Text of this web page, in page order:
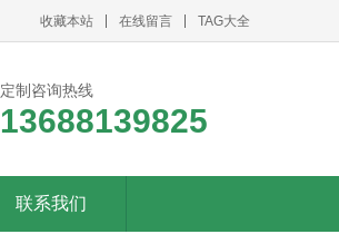
收藏本站 在线留言 TAG大全
定制咨询热线
13688139825
联系我们